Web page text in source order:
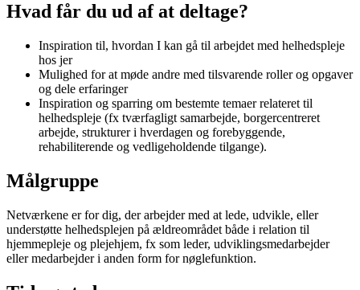
Hvad får du ud af at deltage?
Inspiration til, hvordan I kan gå til arbejdet med helhedspleje
hos jer
Mulighed for at møde andre med tilsvarende roller og opgaver
og dele erfaringer
Inspiration og sparring om bestemte temaer relateret til
helhedspleje (fx tværfagligt samarbejde, borgercentreret
arbejde, strukturer i hverdagen og forebyggende,
rehabiliterende og vedligeholdende tilgange).
Målgruppe
Netværkene er for dig, der arbejder med at lede, udvikle, eller
understøtte helhedsplejen på ældreområdet både i relation til
hjemmepleje og plejehjem, fx som leder, udviklingsmedarbejder
eller medarbejder i anden form for nøglefunktion.